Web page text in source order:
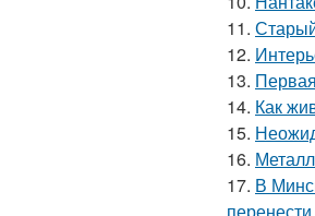
11.
12.
13.
14. Как
15.
16.
17. В